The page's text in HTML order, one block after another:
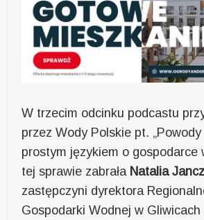
W trzecim odcinku podcastu
przez Wody Polskie pt.
prostym językiem o gospodarce
tej sprawie zabrała Natalia
zastępczyni dyrektora
Gospodarki Wodnej w